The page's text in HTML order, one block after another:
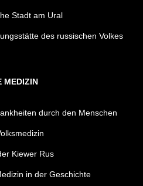
Stadt am Ural
des russischen Volkes
MEDIZIN
durch den Menschen
Kiewer Rus
in der Geschichte